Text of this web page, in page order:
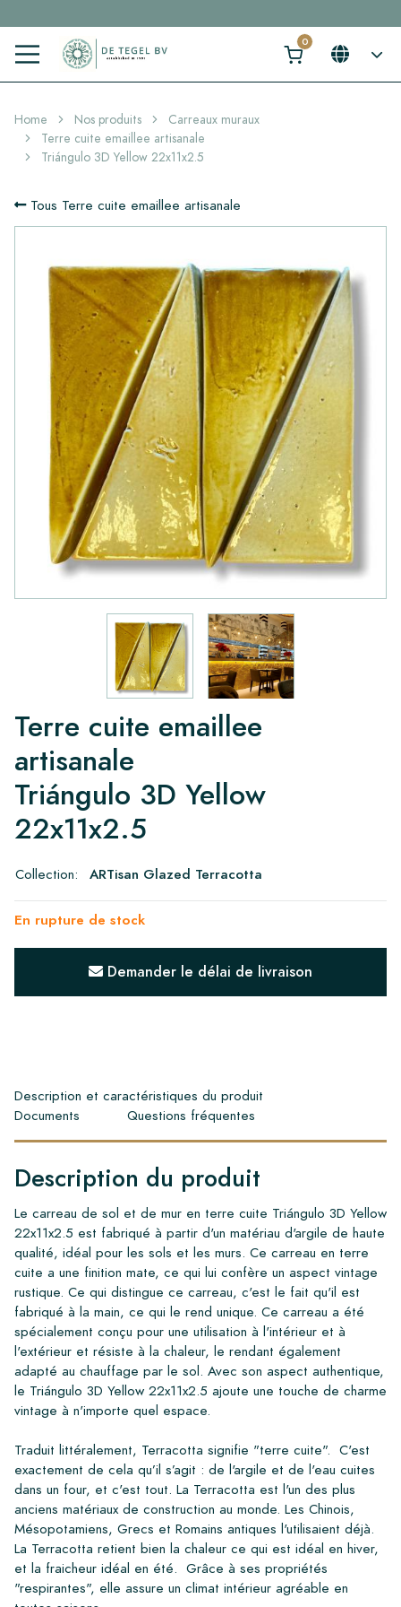
Cliquez ici et trouvez votre carrelage idéal en 2 min. →
Home Nos produits
Carreaux muraux
Terre cuite emaillee artisanale
Triángulo 3D Yellow 22x11x2.5
Tous Terre cuite emaillee artisanale
Terre cuite emaillee
artisanale
Triángulo 3D Yellow
22x11x2.5
Collection: ARTisan Glazed Terracotta
En rupture de stock
Demander le délai de livraison
Description et caractéristiques du produit
Documents
Questions fréquentes
Description du produit
Le carreau de sol et de mur en terre cuite Triángulo 3D Yellow
22x11x2.5 est fabriqué à partir d'un matériau d'argile de haute
qualité, idéal pour les sols et les murs. Ce carreau en terre
cuite a une finition mate, ce qui lui confère un aspect vintage
rustique. Ce qui distingue ce carreau, c'est le fait qu'il est
fabriqué à la main, ce qui le rend unique. Ce carreau a été
spécialement conçu pour une utilisation à l'intérieur et à
l'extérieur et résiste à la chaleur, le rendant également
adapté au chauffage par le sol. Avec son aspect authentique,
le Triángulo 3D Yellow 22x11x2.5 ajoute une touche de charme
vintage à n'importe quel espace.
Traduit littéralement, Terracotta signifie "terre cuite". C'est
exactement de cela qu’il s’agit : de l'argile et de l'eau cuites
dans un four, et c'est tout. La Terracotta est l'un des plus
anciens matériaux de construction au monde. Les Chinois,
Mésopotamiens, Grecs et Romains antiques l'utilisaient déjà.
La Terracotta retient bien la chaleur ce qui est idéal en hiver,
et la fraicheur idéal en été. Grâce à ses propriétés
"respirantes", elle assure un climat intérieur agréable en